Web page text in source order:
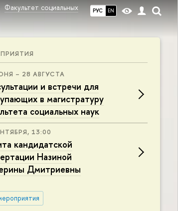
РУС EN
Факультет социальных
– 28 АВГУСТА
и встречи для
в магистратуру
социальных наук
13:00
кандидатской
Назиной
Дмитриевны